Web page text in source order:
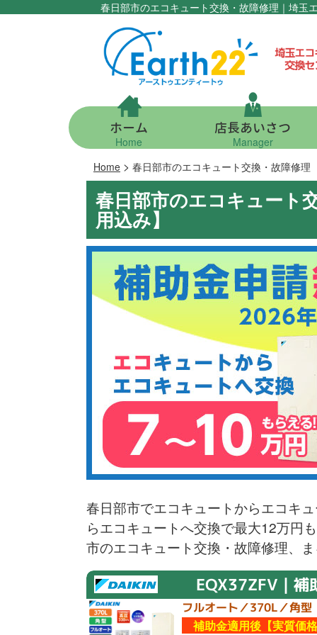
春日部市のエコキュート交換・故障修理｜埼玉
ホーム
Home
店長あいさつ
Manager
Home > 春日部市のエコキュート交換・故障修理
春日部市のエコキュート
用込み】
春日部市でエコキュートからエコキ
らエコキュートへ交換で最大12万円
市のエコキュート交換・故障修理、
EQX37ZFV｜補
フルオート／370L／角型
補助金適用後【実質価